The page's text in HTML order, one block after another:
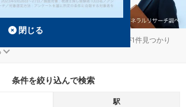
の税金・お金対策を扱う税理士事務所が1件見つかり
条件を絞り込んで検索
駅
閉じる